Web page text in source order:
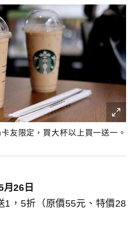
友限定，買大杯以上買一送一。
月26日
1，5折（原價55元、特價28